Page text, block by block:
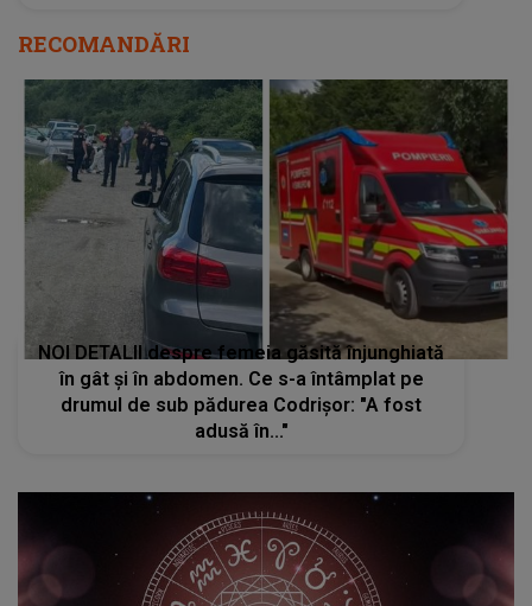
RECOMANDĂRI
NOI DETALII despre femeia găsită înjunghiată
în gât și în abdomen. Ce s-a întâmplat pe
drumul de sub pădurea Codrișor: "A fost
adusă în..."